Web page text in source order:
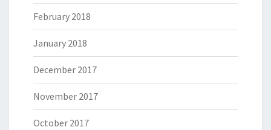
February 2018
January 2018
December 2017
November 2017
October 2017